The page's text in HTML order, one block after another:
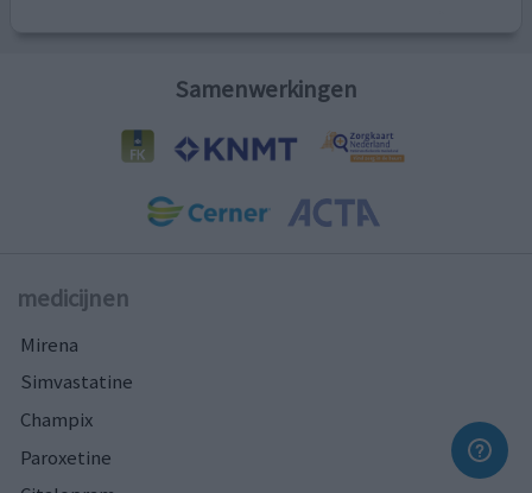
Samenwerkingen
medicijnen
Mirena
Simvastatine
Champix
Paroxetine